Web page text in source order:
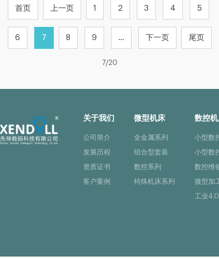
首页 上一页 1 2 3 4 5
6 7 8 9 ... 下一页 尾页
7/20
关于我们
公司简介
发展历程
资质证书
客户案例
微型机床
全金属系列
组合型套装
数控系列
特殊机床系列
数控
小型数
小型数
数控维
微型加
工业4.0